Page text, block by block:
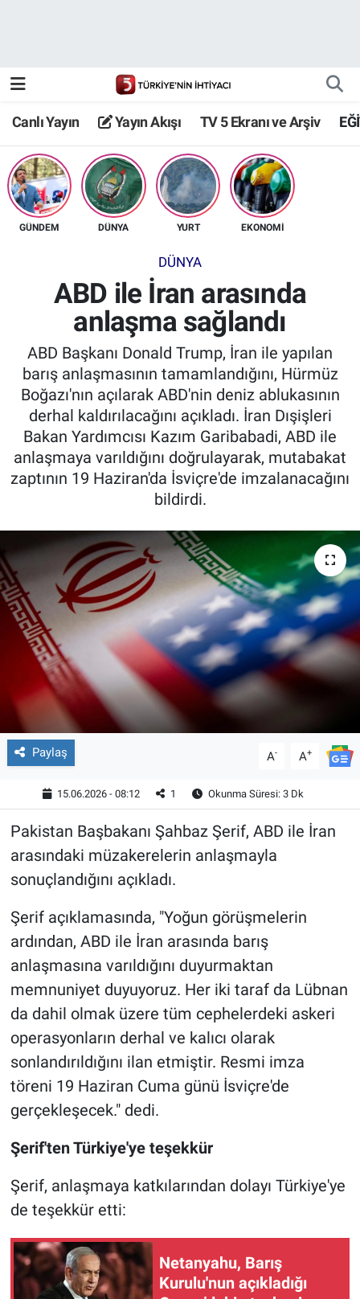
Canlı Yayın Yayın Akışı TV 5 Ekranı ve Arşiv
GÜNDEM DÜNYA YURT EKONOMİ
DÜNYA
ABD ile İran arasında
anlaşma sağlandı
ABD Başkanı Donald Trump, İran ile yapılan
barış anlaşmasının tamamlandığını, Hürmüz
Boğazı'nın açılarak ABD'nin deniz ablukasının
derhal kaldırılacağını açıkladı. İran Dışişleri
Bakan Yardımcısı Kazım Garibabadi, ABD ile
anlaşmaya varıldığını doğrulayarak, mutabakat
zaptının 19 Haziran'da İsviçre'de imzalanacağını
bildirdi.
Paylaş A- A+
15.06.2026 - 08:12 1 Okunma Süresi: 3 Dk
Pakistan Başbakanı Şahbaz Şerif, ABD ile İran
arasındaki müzakerelerin anlaşmayla
sonuçlandığını açıkladı.
Şerif açıklamasında, "Yoğun görüşmelerin
ardından, ABD ile İran arasında barış
anlaşmasına varıldığını duyurmaktan
memnuniyet duyuyoruz. Her iki taraf da Lübnan
da dahil olmak üzere tüm cephelerdeki askeri
operasyonların derhal ve kalıcı olarak
sonlandırıldığını ilan etmiştir. Resmi imza
töreni 19 Haziran Cuma günü İsviçre'de
gerçekleşecek." dedi.
Şerif'ten Türkiye'ye teşekkür
Şerif, anlaşmaya katkılarından dolayı Türkiye'ye
de teşekkür etti:
Netanyahu, Barış
Kurulu'nun açıkladığı
TV 5 Ekranı ve Arşiv